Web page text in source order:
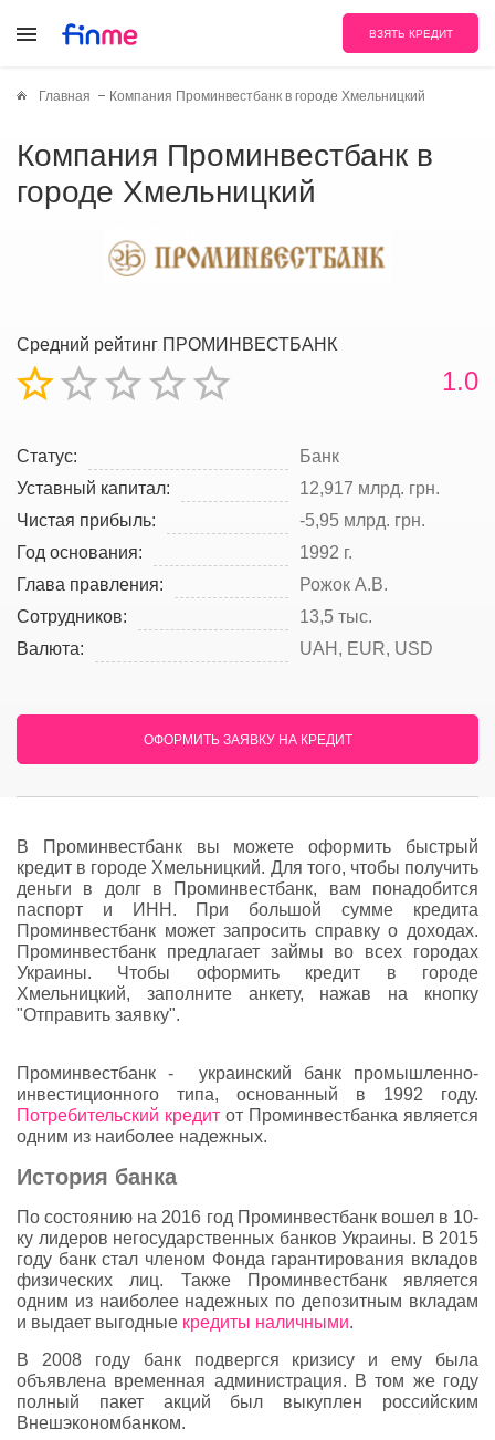
ВЗЯТЬ КРЕДИТ
Главная Компания Проминвестбанк в городе Хмельницкий
Компания Проминвестбанк в
городе Хмельницкий
Средний рейтинг ПРОМИНВЕСТБАНК
1.0
Статус:
Банк
Уставный капитал:
12,917 млрд. грн.
Чистая прибыль:
-5,95 млрд. грн.
Год основания:
1992 г.
Глава правления:
Рожок А.В.
Сотрудников:
13,5 тыс.
Валюта:
UAH, EUR, USD
ОФОРМИТЬ ЗАЯВКУ НА КРЕДИТ
В Проминвестбанк вы можете оформить быстрый
кредит в городе Хмельницкий. Для того, чтобы получить
деньги в долг в Проминвестбанк, вам понадобится
паспорт и ИНН. При большой сумме кредита
Проминвестбанк может запросить справку о доходах.
Проминвестбанк предлагает займы во всех городах
Украины. Чтобы оформить кредит в городе
Хмельницкий, заполните анкету, нажав на кнопку
"Отправить заявку".
Проминвестбанк - украинский банк промышленно-
инвестиционного типа, основанный в 1992 году.
Потребительский кредит от Проминвестбанка является
одним из наиболее надежных.
История банка
По состоянию на 2016 год Проминвестбанк вошел в 10-
ку лидеров негосударственных банков Украины. В 2015
году банк стал членом Фонда гарантирования вкладов
физических лиц. Также Проминвестбанк является
одним из наиболее надежных по депозитным вкладам
и выдает выгодные кредиты наличными.
В 2008 году банк подвергся кризису и ему была
объявлена временная администрация. В том же году
полный пакет акций был выкуплен российским
Внешэкономбанком.